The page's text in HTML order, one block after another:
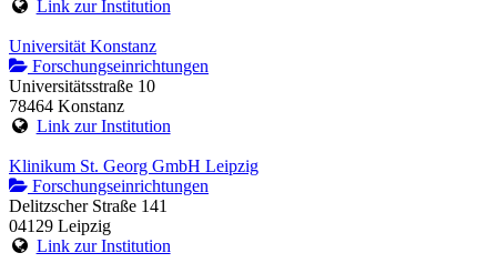
Link zur Institution
Universität Konstanz
Forschungseinrichtungen
Universitätsstraße 10
78464 Konstanz
Link zur Institution
Klinikum St. Georg GmbH Leipzig
Forschungseinrichtungen
Delitzscher Straße 141
04129 Leipzig
Link zur Institution